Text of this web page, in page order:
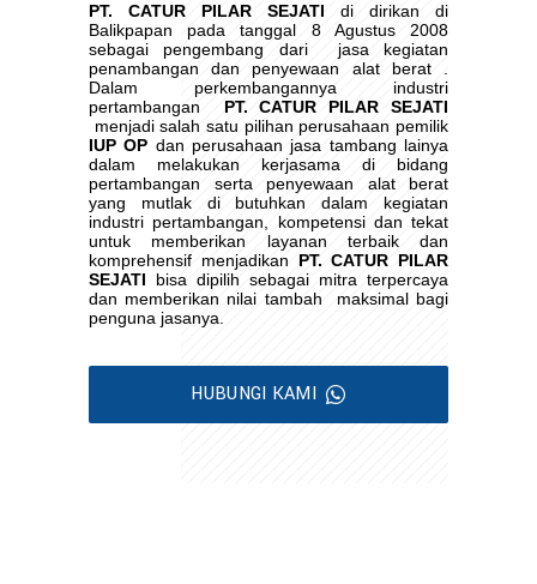
PT. CATUR PILAR SEJATI di dirikan di
Balikpapan pada tanggal 8 Agustus 2008
sebagai pengembang dari
jasa kegiatan
penambangan dan penyewaan alat berat .
Dalam perkembangannya industri
pertambangan
PT. CATUR PILAR SEJATI
menjadi salah satu pilihan perusahaan pemilik
IUP OP dan perusahaan jasa tambang lainya
dalam melakukan kerjasama di bidang
pertambangan serta penyewaan alat berat
yang mutlak di butuhkan dalam kegiatan
industri pertambangan, kompetensi dan tekat
untuk memberikan layanan terbaik dan
komprehensif menjadikan PT. CATUR PILAR
SEJATI bisa dipilih sebagai mitra terpercaya
dan memberikan nilai tambah
maksimal bagi
penguna jasanya.
HUBUNGI KAMI